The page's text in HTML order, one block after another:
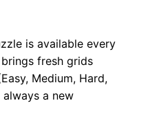
is available every
fresh grids
Medium, Hard,
a new